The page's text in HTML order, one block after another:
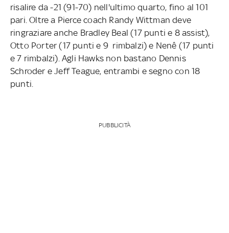
risalire da -21 (91-70) nell'ultimo quarto, fino al 101
pari. Oltre a Pierce coach Randy Wittman deve
ringraziare anche Bradley Beal (17 punti e 8 assist),
Otto Porter (17 punti e 9 rimbalzi) e Nenê (17 punti
e 7 rimbalzi). Agli Hawks non bastano Dennis
Schroder e Jeff Teague, entrambi e segno con 18
punti.
PUBBLICITÀ